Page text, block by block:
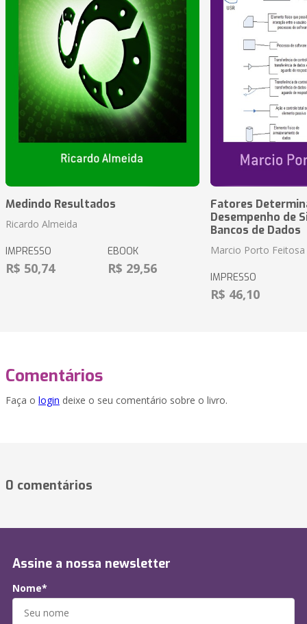
Medindo Resultados
Ricardo Almeida
IMPRESSO
R$ 50,74
EBOOK
R$ 29,56
Fatores
Desempenho de
Bancos de Dados
Marcio Porto Feitosa
IMPRESSO
R$ 46,10
Comentários
Faça o login deixe o seu comentário sobre o livro.
0 comentários
Assine a nossa newsletter
Nome*